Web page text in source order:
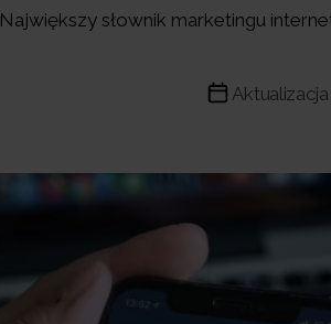
Największy słownik marketingu